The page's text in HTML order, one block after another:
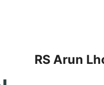
RS Arun